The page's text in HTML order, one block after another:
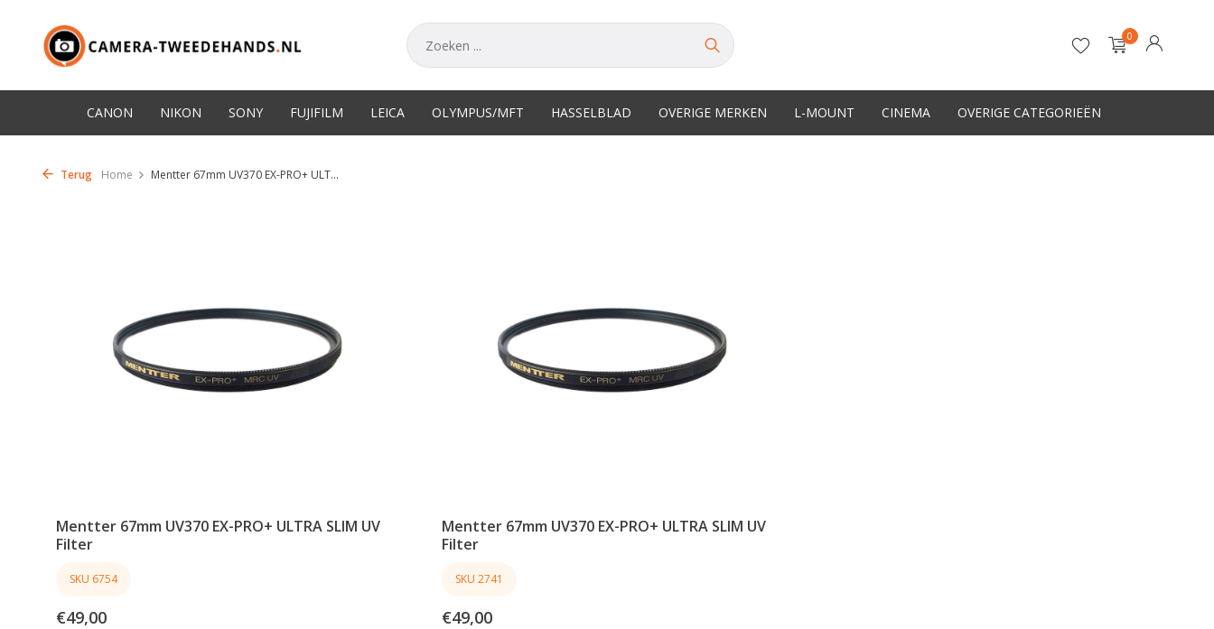
0
CANON NIKON SONY FUJIFILM LEICA OLYMPUS/MFT HASSELBLAD OVERIGE MERKEN L-MOUNT CINEMA OVERIGE CATEGORIEËN
Terug Home Mentter 67mm UV370 EX-PRO+ ULT...
Mentter 67mm UV370 EX-PRO+ ULTRA SLIM UV
Filter
SKU 6754
€49,00
Mentter 67mm UV370 EX-PRO+ ULTRA SLIM UV
Filter
SKU 2741
€49,00